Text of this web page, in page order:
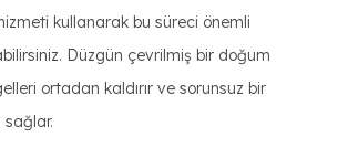
kullanarak bu süreci önemli
Düzgün çevrilmiş bir doğum
ortadan kaldırır ve sorunsuz bir